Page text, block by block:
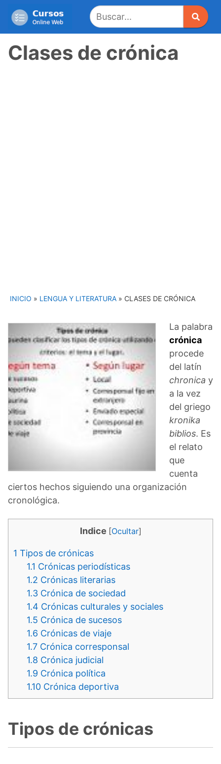
Clases de crónica
INICIO » LENGUA Y LITERATURA » CLASES DE CRÓNICA
La palabra
crónica
procede
del latín
chronica y
a la vez
del griego
kronika
biblios. Es
el relato
que
cuenta
ciertos hechos siguiendo una organización
cronológica.
Indice [Ocultar]
1 Tipos de crónicas
1.1 Crónicas periodísticas
1.2 Crónicas literarias
1.3 Crónica de sociedad
1.4 Crónicas culturales y sociales
1.5 Crónica de sucesos
1.6 Crónicas de viaje
1.7 Crónica corresponsal
1.8 Crónica judicial
1.9 Crónica política
1.10 Crónica deportiva
Tipos de crónicas